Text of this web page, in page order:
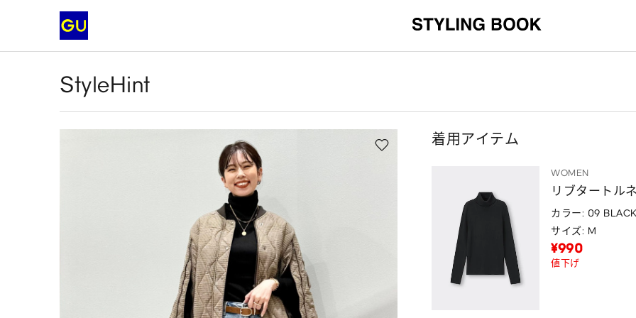
StyleHint
着用アイテム
WOMEN
リブタートル
カラー: 09 BLACK
サイズ: M
¥990
値下げ